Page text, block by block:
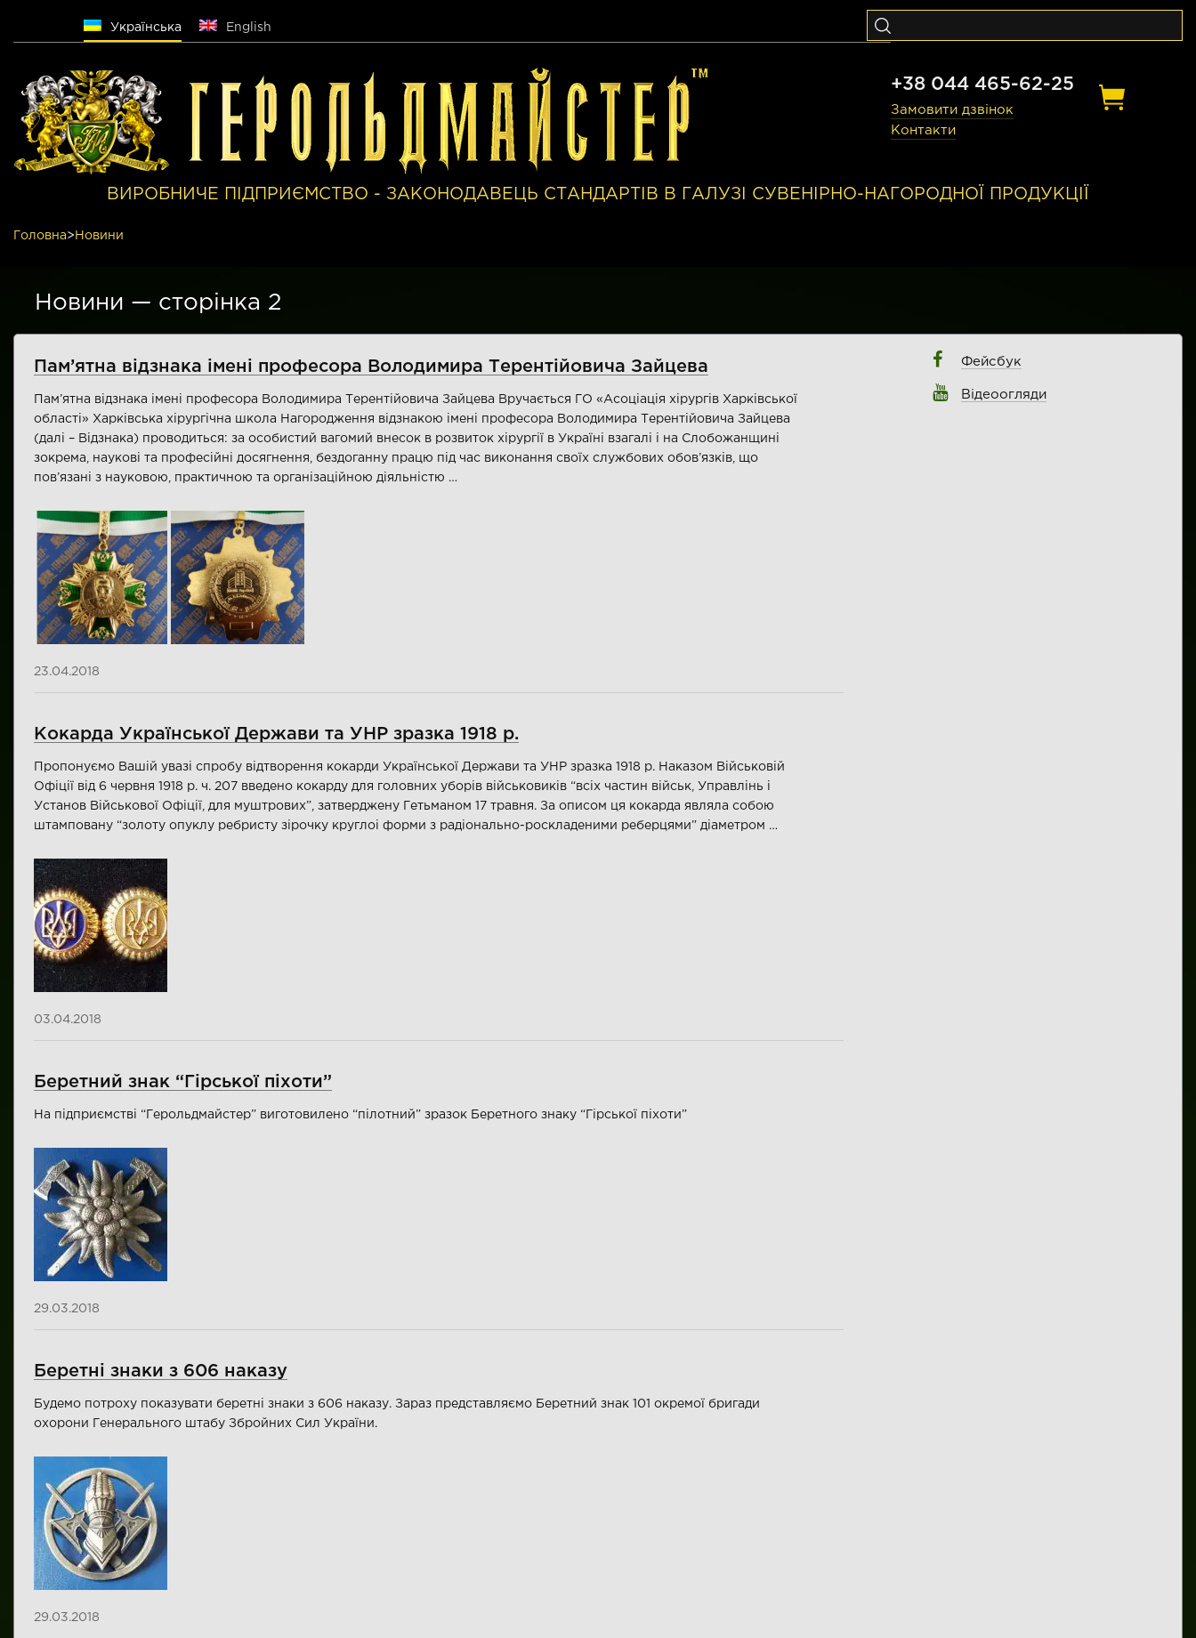
Українська English
+38 044 465-62-25
Замовити дзвінок
Контакти
ВИРОБНИЧЕ ПІДПРИЄМСТВО - ЗАКОНОДАВЕЦЬ СТАНДАРТІВ В ГАЛУЗІ СУВЕНІРНО-НАГОРОДНОЇ ПРОДУКЦІЇ
Головна> Новини
Новини — сторінка 2
Пам’ятна відзнака імені професора Володимира Терентійовича Зайцева
Пам’ятна відзнака імені професора Володимира Терентійовича Зайцева Вручається ГО «Асоціація хірургів Харківської
області» Харківська хірургічна школа Нагородження відзнакою імені професора Володимира Терентійовича Зайцева
(далі – Відзнака) проводиться: за особистий вагомий внесок в розвиток хірургії в Україні взагалі і на Слобожанщині
зокрема, наукові та професійні досягнення, бездоганну працю під час виконання своїх службових обов’язків, що
пов’язані з науковою, практичною та організаційною діяльністю …
23.04.2018
Кокарда Української Держави та УНР зразка 1918 р.
Пропонуємо Вашій увазі спробу відтворення кокарди Української Держави та УНР зразка 1918 р. Наказом Військовій
Офіції від 6 червня 1918 р. ч. 207 введено кокарду для головних уборів військовиків “всіх частин військ, Управлінь і
Установ Військової Офіції, для муштрових”, затверджену Гетьманом 17 травня. За описом ця кокарда являла собою
штамповану “золоту опуклу ребристу зірочку круглоі форми з радіонально-роскладеними реберцями” діаметром …
03.04.2018
Беретний знак “Гірської піхоти”
На підприємстві “Герольдмайстер” виготовилено “пілотний” зразок Беретного знаку “Гірської піхоти”
29.03.2018
Беретні знаки з 606 наказу
Будемо потроху показувати беретні знаки з 606 наказу. Зараз представляємо Беретний знак 101 окремої бригади
охорони Генерального штабу Збройних Сил України.
29.03.2018
Фейсбук
Відеоогляди